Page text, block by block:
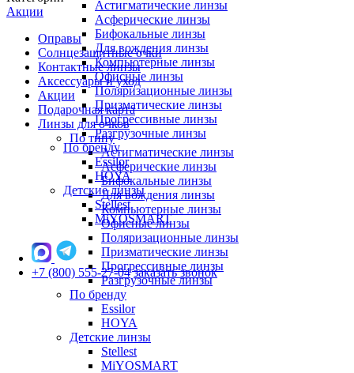
Акции
Оправы
Солнцезащитные очки
Контактные линзы
Аксессуары и уход
Акции
Подарочная карта
Линзы для очков
По типу
Астигматические линзы
Асферические линзы
Бифокальные линзы
Для вождения линзы
Компьютерные линзы
Офисные линзы
Поляризационные линзы
Призматические линзы
Прогрессивные линзы
Разгрузочные линзы
По бренду
Essilor
HOYA
Детские линзы
Stellest
MiYOSMART
Астигматические линзы
Асферические линзы
Бифокальные линзы
Для вождения линзы
Компьютерные линзы
Офисные линзы
Поляризационные линзы
Призматические линзы
Прогрессивные линзы
Разгрузочные линзы
По бренду
Essilor
HOYA
Детские линзы
Stellest
MiYOSMART
+7 (800) 555-27-04 заказать звонок